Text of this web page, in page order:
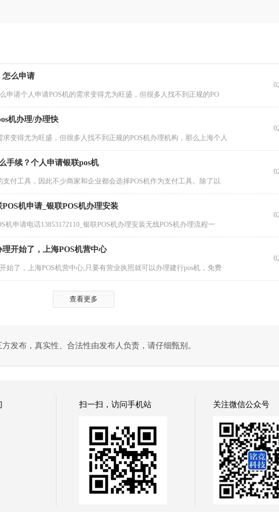
怎么申请
申请个人申请POS机的需求变得尤为旺盛，但很多人找不到正规的PO
机办理/办理快
求变得尤为旺盛，但很多人找不到正规的POS机办理机构，那么上海个人
手续？个人申请银联pos机
支付工具，因此不少商家和企业都会选择POS机作为支付工具。除了以
POS机申请_银联POS机办理安装
机申请电话13853172110_银联POS机办理安装无线POS机办理流程一
理开始了，上海POS机营中心
始了，上海POS机营中心,只要有营业执照就可以办理建行pos机，免费
查看更多
发布，真实性、合法性由发布人负责，请仔细甄别。
扫一扫，访问手机站 关注微信公众号